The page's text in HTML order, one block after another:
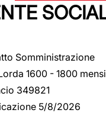
Somministrazione
1600 - 1800
349821
5/8/2026